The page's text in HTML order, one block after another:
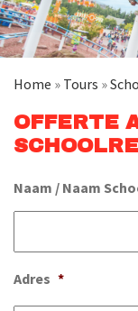
Home » Tours »
OFFERTE
Naam / Naam
Adres *